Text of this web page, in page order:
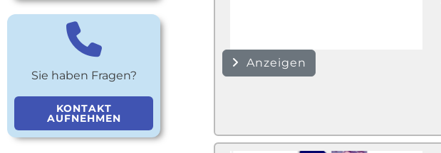
Sie haben Fragen?
KONTAKT
AUFNEHMEN
Anzeigen